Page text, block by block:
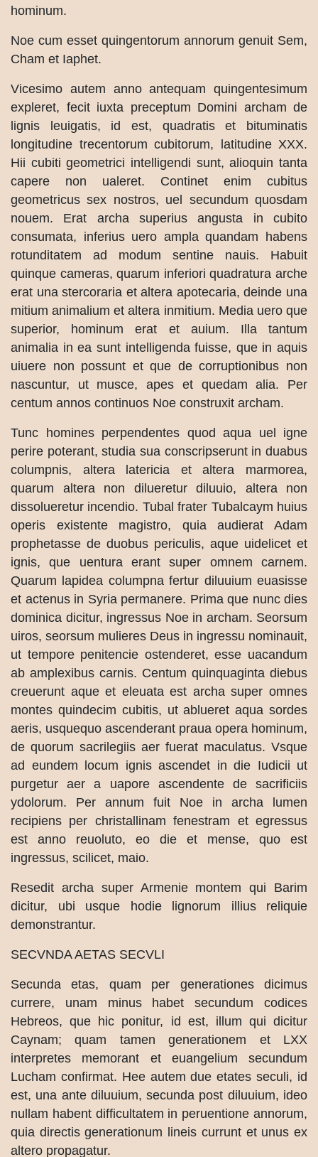
hominum.
Noe cum esset quingentorum annorum genuit Sem,
Cham et Iaphet.
Vicesimo autem anno antequam quingentesimum
expleret, fecit iuxta preceptum Domini archam de
lignis leuigatis, id est, quadratis et bituminatis
longitudine trecentorum cubitorum, latitudine XXX.
Hii cubiti geometrici intelligendi sunt, alioquin tanta
capere non ualeret. Continet enim cubitus
geometricus sex nostros, uel secundum quosdam
nouem. Erat archa superius angusta in cubito
consumata, inferius uero ampla quandam habens
rotunditatem ad modum sentine nauis. Habuit
quinque cameras, quarum inferiori quadratura arche
erat una stercoraria et altera apotecaria, deinde una
mitium animalium et altera inmitium. Media uero que
superior, hominum erat et auium. Illa tantum
animalia in ea sunt intelligenda fuisse, que in aquis
uiuere non possunt et que de corruptionibus non
nascuntur, ut musce, apes et quedam alia. Per
centum annos continuos Noe construxit archam.
Tunc homines perpendentes quod aqua uel igne
perire poterant, studia sua conscripserunt in duabus
columpnis, altera latericia et altera marmorea,
quarum altera non dilueretur diluuio, altera non
dissolueretur incendio. Tubal frater Tubalcaym huius
operis existente magistro, quia audierat Adam
prophetasse de duobus periculis, aque uidelicet et
ignis, que uentura erant super omnem carnem.
Quarum lapidea columpna fertur diluuium euasisse
et actenus in Syria permanere. Prima que nunc dies
dominica dicitur, ingressus Noe in archam. Seorsum
uiros, seorsum mulieres Deus in ingressu nominauit,
ut tempore penitencie ostenderet, esse uacandum
ab amplexibus carnis. Centum quinquaginta diebus
creuerunt aque et eleuata est archa super omnes
montes quindecim cubitis, ut ablueret aqua sordes
aeris, usquequo ascenderant praua opera hominum,
de quorum sacrilegiis aer fuerat maculatus. Vsque
ad eundem locum ignis ascendet in die Iudicii ut
purgetur aer a uapore ascendente de sacrificiis
ydolorum. Per annum fuit Noe in archa lumen
recipiens per christallinam fenestram et egressus
est anno reuoluto, eo die et mense, quo est
ingressus, scilicet, maio.
Resedit archa super Armenie montem qui Barim
dicitur, ubi usque hodie lignorum illius reliquie
demonstrantur.
SECVNDA AETAS SECVLI
Secunda etas, quam per generationes dicimus
currere, unam minus habet secundum codices
Hebreos, que hic ponitur, id est, illum qui dicitur
Caynam; quam tamen generationem et LXX
interpretes memorant et euangelium secundum
Lucham confirmat. Hee autem due etates seculi, id
est, una ante diluuium, secunda post diluuium, ideo
nullam habent difficultatem in peruentione annorum,
quia directis generationum lineis currunt et unus ex
altero propagatur.